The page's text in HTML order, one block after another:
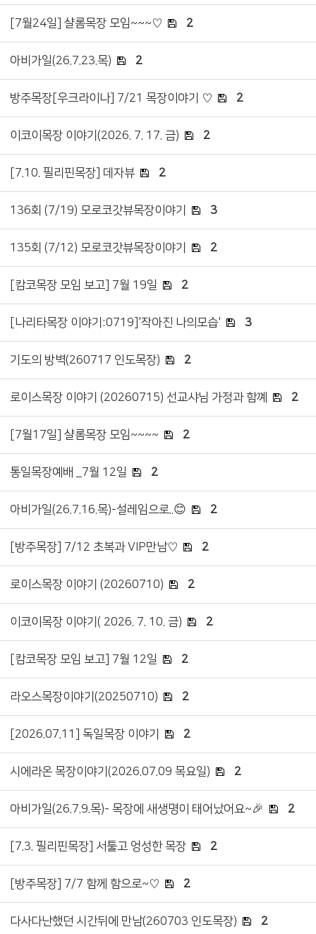
[7월24일] 샬롬목장 모임~~~♡ 2
아비가일(26.7.23.목) 2
방주목장[우크라이나] 7/21 목장이야기 ♡ 2
이코이목장 이야기(2026. 7. 17. 금) 2
[7.10. 필리핀목장] 데자뷰 2
136회 (7/19) 모로코갓뷰목장이야기 3
135회 (7/12) 모로코갓뷰목장이야기 2
[캄코목장 모임 보고] 7월 19일 2
[나리타목장 이야기:0719]'작아진 나의모습' 3
기도의 방벽(260717 인도목장) 2
로이스목장 이야기 (20260715) 선교샤님 가정과 함꼐 2
[7월17일] 샬롬목장 모임~~~~ 2
통일목장예배 _7월 12일 2
아비가일(26.7.16.목)-설레임으로..😊 2
[방주목장] 7/12 초복과 VIP만남♡ 2
로이스목장 이야기 (20260710) 2
이코이목장 이야기( 2026. 7. 10. 금) 2
[캄코목장 모임 보고] 7월 12일 2
라오스목장이야기(20250710) 2
[2026.07.11] 독일목장 이야기 2
시에라온 목장이야기(2026.07.09 목요일) 2
아비가일(26.7.9.목)- 목장에 새생명이 태어났어요~🎉 2
[7.3. 필리핀목장] 서툴고 엉성한 목장 2
[방주목장] 7/7 함께 함으로~♡ 2
다사다난했던 시간뒤에 만남(260703 인도목장) 2